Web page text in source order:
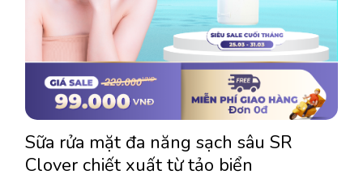
Sữa rửa mặt đa năng sạch sâu SR
Clover chiết xuất từ tảo biển